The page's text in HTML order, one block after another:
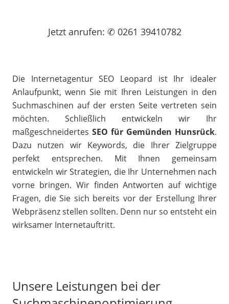
Jetzt anrufen: ✆ 0261 39410782
Die Internetagentur SEO Leopard ist Ihr idealer
Anlaufpunkt, wenn Sie mit Ihren Leistungen in den
Suchmaschinen auf der ersten Seite vertreten sein
möchten. Schließlich entwickeln wir Ihr
maßgeschneidertes SEO für Gemünden Hunsrück.
Dazu nutzen wir Keywords, die Ihrer Zielgruppe
perfekt entsprechen. Mit Ihnen gemeinsam
entwickeln wir Strategien, die Ihr Unternehmen nach
vorne bringen. Wir finden Antworten auf wichtige
Fragen, die Sie sich bereits vor der Erstellung Ihrer
Webpräsenz stellen sollten. Denn nur so entsteht ein
wirksamer Internetauftritt.
Unsere Leistungen bei der